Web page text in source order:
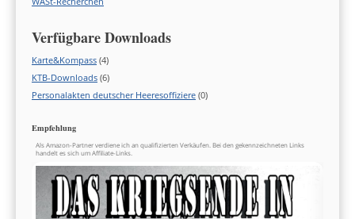
Verfügbare Downloads
Karte&Kompass (4)
KTB-Downloads (6)
Personalakten deutscher Heeresoffiziere (0)
Empfehlung
Als Amazon-Partner verdiene ich an qualifizierten Verkäufen. Bei den gekennzeichneten Links
handelt es sich um Affiliate-Links.